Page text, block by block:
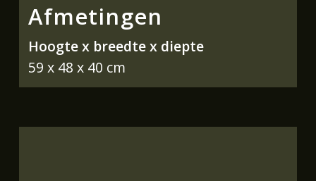
Afmetingen
Hoogte x breedte x diepte
59 x 48 x 40 cm